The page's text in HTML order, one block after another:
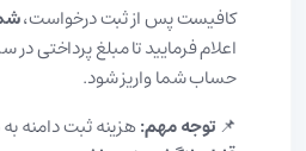
کافیست پس از ثبت درخواست،
اعلام فرمایید تا مبلغ پرداختی
حساب شما واریز شود.
📌توجه مهم:هزینه ثبت دامنه